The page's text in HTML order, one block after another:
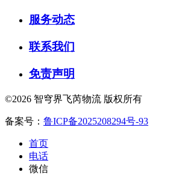
服务动态
联系我们
免责声明
©2026 智穹界飞芮物流 版权所有
备案号： 鲁ICP备2025208294号-93
首页
电话
微信